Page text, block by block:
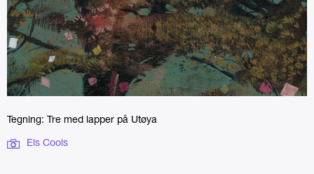
Tegning: Tre med lapper på Utøya
Els Cools